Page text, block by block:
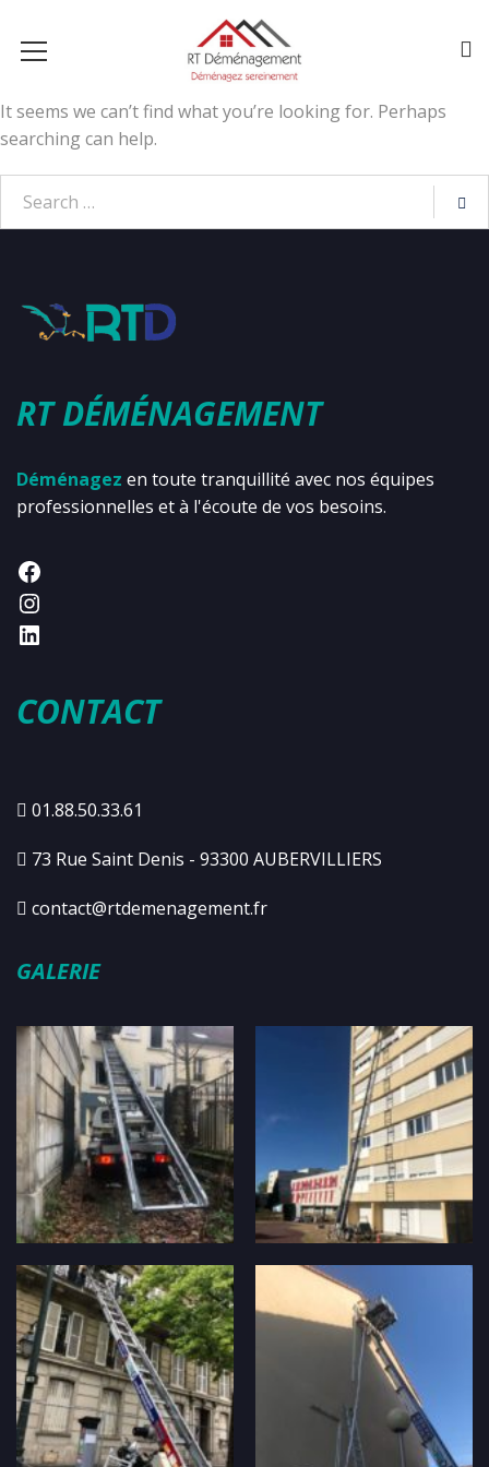
It seems we can’t find what you’re looking for. Perhaps
searching can help.
RT DÉMÉNAGEMENT
Déménagez en toute tranquillité avec nos équipes
professionnelles et à l'écoute de vos besoins.
CONTACT
01.88.50.33.61
73 Rue Saint Denis - 93300 AUBERVILLIERS
contact@rtdemenagement.fr
GALERIE